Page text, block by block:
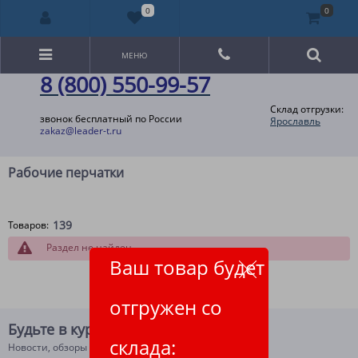
8 (800) 550-99-57
звонок бесплатный по России
zakaz@leader-t.ru
Склад отгрузки:
Ярославль
Ваш товар будет
отгружен со
склада:
МЕНЮ
Рабочие перчатки
Товаров: 139
Раздел не найден
Будьте в курсе!
Новости, обзоры и акции
0 0